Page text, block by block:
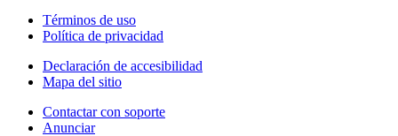
Términos de uso
Política de privacidad
Declaración de accesibilidad
Mapa del sitio
Contactar con soporte
Anunciar